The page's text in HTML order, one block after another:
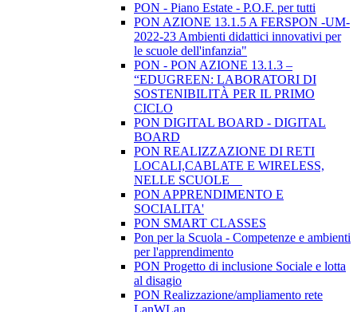
PON - Piano Estate - P.O.F. per tutti
PON AZIONE 13.1.5 A FERSPON -UM-
2022-23 Ambienti didattici innovativi per
le scuole dell'infanzia"
PON - PON AZIONE 13.1.3 –
“EDUGREEN: LABORATORI DI
SOSTENIBILITÀ PER IL PRIMO
CICLO
PON DIGITAL BOARD - DIGITAL
BOARD
PON REALIZZAZIONE DI RETI
LOCALI,CABLATE E WIRELESS,
NELLE SCUOLE
PON APPRENDIMENTO E
SOCIALITA'
PON SMART CLASSES
Pon per la Scuola - Competenze e ambienti
per l'apprendimento
PON Progetto di inclusione Sociale e lotta
al disagio
PON Realizzazione/ampliamento rete